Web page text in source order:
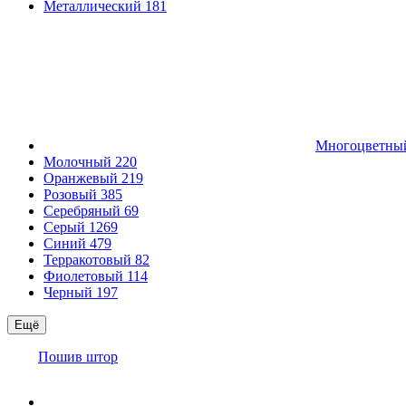
Металлический 181
Молочный 220
Оранжевый 219
Розовый 385
Серебряный 69
Серый 1269
Синий 479
Терракотовый 82
Фиолетовый 114
Черный 197
Ещё
Пошив штор